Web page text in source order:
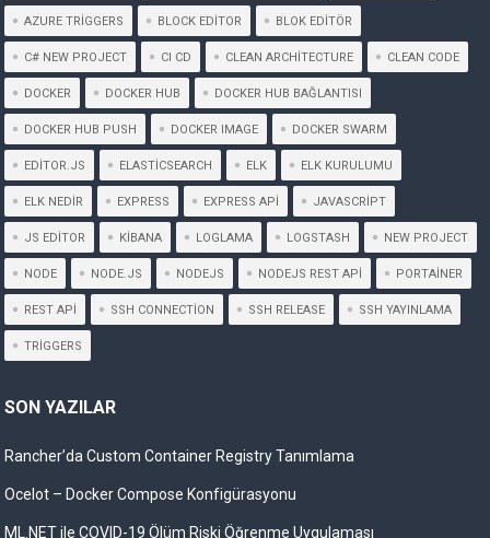
AZURE TRIGGERS BLOCK EDITOR BLOK EDITÖR
C# NEW PROJECT CI CD CLEAN ARCHITECTURE CLEAN CODE
DOCKER DOCKER HUB DOCKER HUB BAĞLANTISI
DOCKER HUB PUSH DOCKER IMAGE DOCKER SWARM
EDITOR.JS ELASTICSEARCH ELK ELK KURULUMU
ELK NEDIR EXPRESS EXPRESS API JAVASCRIPT
JS EDITOR KIBANA LOGLAMA LOGSTASH NEW PROJECT
NODE NODE.JS NODEJS NODEJS REST API PORTAINER
REST API SSH CONNECTION SSH RELEASE SSH YAYINLAMA
TRIGGERS
SON YAZILAR
Rancher’da Custom Container Registry Tanımlama
Ocelot – Docker Compose Konfigürasyonu
ML.NET ile COVID-19 Ölüm Riski Öğrenme Uygulaması